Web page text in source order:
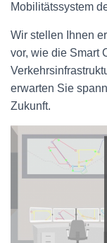
Mobilitätssystem
Wir stellen Ihnen
vor, wie die Smart
erwarten Sie
Zukunft.